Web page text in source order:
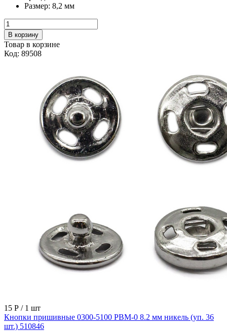
Размер: 8,2 мм
В корзину
Товар в корзине
Код: 89508
15 Р / 1 шт
Кнопки пришивные 0300-5100 PBM-0 8.2 мм никель (уп. 36
шт.) 510846